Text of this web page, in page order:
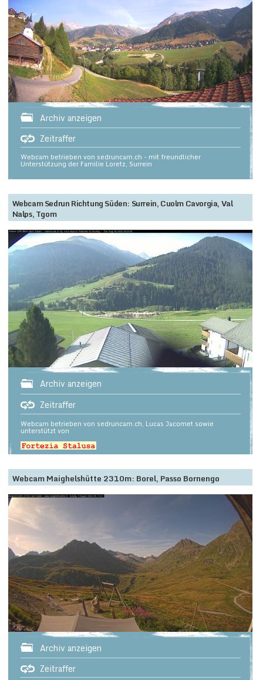
Archiv anzeigen
Zeitraffer
Webcam betrieben von sedruncam.ch - mit freundlicher
Unterstützung der Familie Loretz, Surrein
Webcam Sedrun Richtung Süden: Surrein, Cuolm Cavorgia, Val
Nalps, Tgom
Archiv anzeigen
Zeitraffer
Webcam betrieben von sedruncam.ch, Lucas Jacomet sowie
unterstützt von
Webcam Maighelshütte 2310m: Borel, Passo Bornengo
Archiv anzeigen
Zeitraffer